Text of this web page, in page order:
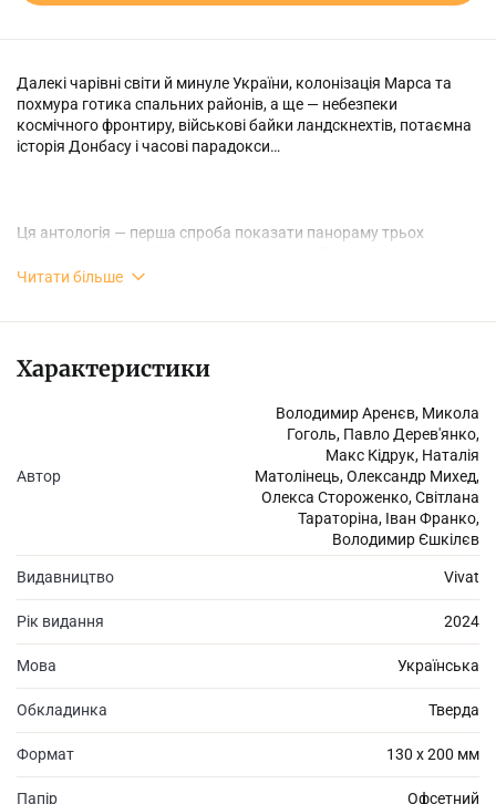
Далекі чарівні світи й минуле України, колонізація Марса та
похмура готика спальних районів, а ще — небезпеки
космічного фронтиру, військові байки ландскнехтів, потаємна
історія Донбасу і часові парадокси…
Ця антологія — перша спроба показати панораму трьох
класиків до молодого покоління авторів. Окрім художніх
Читати більше
Характеристики
Автор
Володимир Аренєв, Микола
Гоголь, Павло Дерев'янко,
Макс Кідрук, Наталія
Матолінець, Олександр Михед,
Олекса Стороженко, Світлана
Тараторіна, Іван Франко,
Володимир Єшкілєв
Видавництво Vivat
Рік видання 2024
Мова Українська
Обкладинка Тверда
Формат 130 х 200 мм
Папір Офсетний